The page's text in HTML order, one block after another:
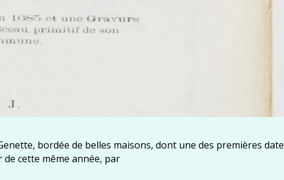
bordée de belles maisons, dont une des premières date
de cette même année, par